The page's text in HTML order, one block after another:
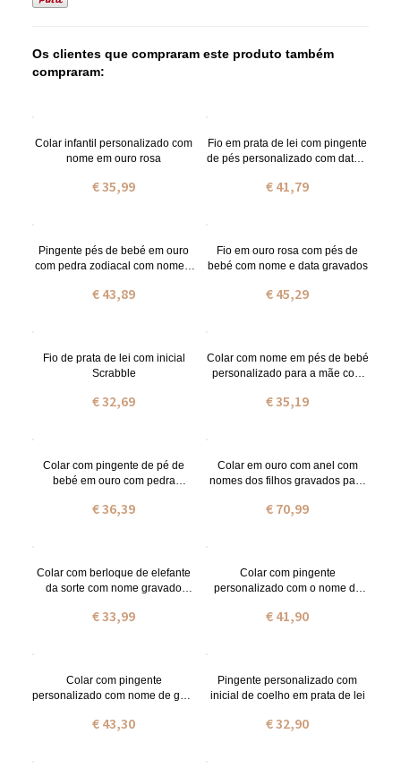
Os clientes que compraram este produto também
compraram:
Colar infantil personalizado com
nome em ouro rosa
€ 35,99
Fio em prata de lei com pingente
de pés personalizado com data e
€ 41,79
Pingente pés de bebé em ouro
com pedra zodiacal com nome e
€ 43,89
Fio em ouro rosa com pés de
bebé com nome e data gravados
€ 45,29
Fio de prata de lei com inicial
Scrabble
€ 32,69
Colar com nome em pés de bebé
personalizado para a mãe com
€ 35,19
Colar com pingente de pé de
bebé em ouro com pedra
€ 36,39
Colar em ouro com anel com
nomes dos filhos gravados para
€ 70,99
Colar com berloque de elefante
da sorte com nome gravado
€ 33,99
Colar com pingente
personalizado com o nome do
€ 41,90
Colar com pingente
personalizado com nome de gato
€ 43,30
Pingente personalizado com
inicial de coelho em prata de lei
€ 32,90